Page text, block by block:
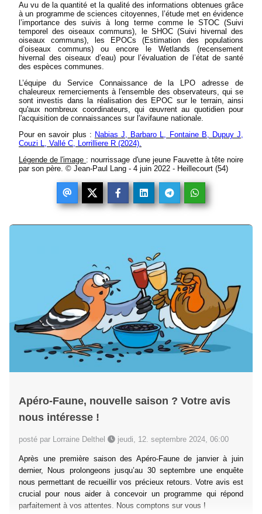
Au vu de la quantité et la qualité des informations obtenues grâce
à un programme de sciences citoyennes, l’étude met en évidence
l’importance des suivis à long terme comme le STOC (Suivi
temporel des oiseaux communs), le SHOC (Suivi hivernal des
oiseaux communs), les EPOCs (Estimation des populations
d’oiseaux communs) ou encore le Wetlands (recensement
hivernal des oiseaux d’eau) pour l’évaluation de l’état de santé
des espèces communes.
L’équipe du Service Connaissance de la LPO adresse de
chaleureux remerciements à l'ensemble des observateurs, qui se
sont investis dans la réalisation des EPOC sur le terrain, ainsi
qu'aux nombreux coordinateurs, qui œuvrent au quotidien pour
l'acquisition de connaissances sur l'avifaune nationale.
Pour en savoir plus : Nabias J, Barbaro L, Fontaine B, Dupuy J,
Couzi L, Vallé C, Lorrilliere R (2024).
Légende de l'image : nourrissage d'une jeune Fauvette à tête noire
par son père. © Jean-Paul Lang - 4 juin 2022 - Heillecourt (54)
Apéro-Faune, nouvelle saison ? Votre avis
nous intéresse !
posté par Lorraine Delthel jeudi, 12. septembre 2024, 06:00
Après une première saison des Apéro-Faune de janvier à juin
dernier, Nous prolongeons jusqu’au 30 septembre une enquête
nous permettant de recueillir vos précieux retours. Votre avis est
crucial pour nous aider à concevoir un programme qui répond
parfaitement à vos attentes. Nous comptons sur vous !